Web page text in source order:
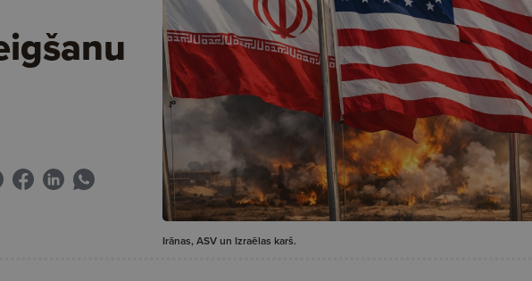
Irānas, ASV un Izraēlas karš.